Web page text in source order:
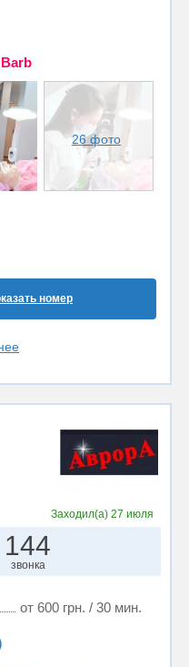
26 фото
номер
Заходил(а)27 июля
144
звонка
от 600 грн. / 30 мин.